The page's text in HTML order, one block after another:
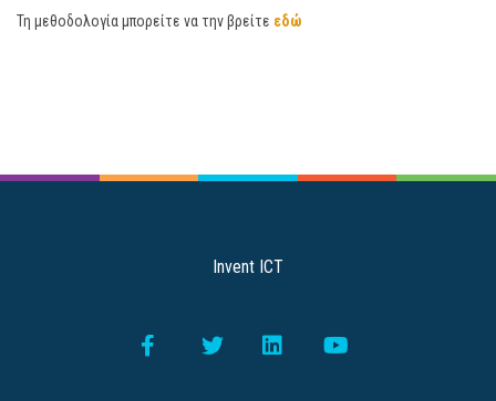
Τη μεθοδολογία μπορείτε να την βρείτε εδώ
Invent ICT